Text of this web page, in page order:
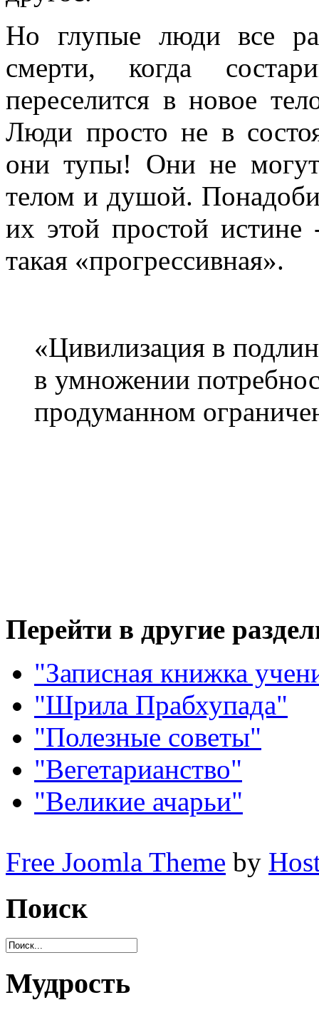
Но глупые люди все
смерти, когда
переселится в новое
Люди просто не в
они тупы! Они не
телом и душой.
их этой простой истине
такая «прогрессивная».
«Цивилизация в
в умножении
продуманном
Перейти в другие
"Записная книжка
"Шрила Прабхупада"
"Полезные советы"
"Вегетарианство"
"Великие ачарьи"
Free Joomla Theme by
Поиск
Мудрость